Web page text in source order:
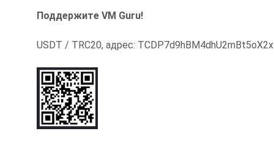
Поддержите VM Guru!
USDT / TRC20, адрес: